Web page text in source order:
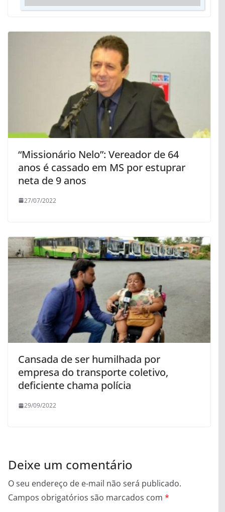
“Missionário Nelo”: Vereador de 64
anos é cassado em MS por estuprar
neta de 9 anos
27/07/2022
Cansada de ser humilhada por
empresa do transporte coletivo,
deficiente chama polícia
29/09/2022
Deixe um comentário
O seu endereço de e-mail não será publicado.
Campos obrigatórios são marcados com *